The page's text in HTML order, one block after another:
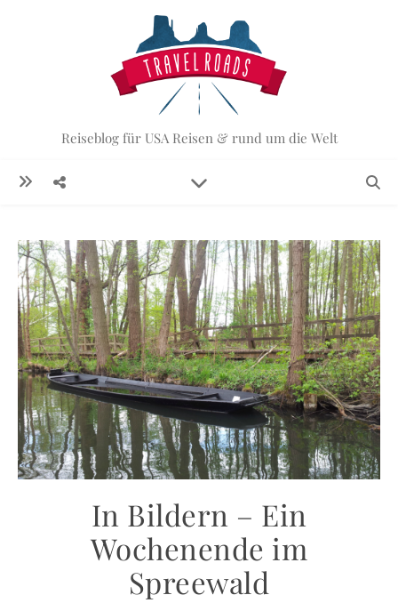
Reiseblog für USA Reisen & rund um die Welt
In Bildern – Ein
Wochenende im
Spreewald